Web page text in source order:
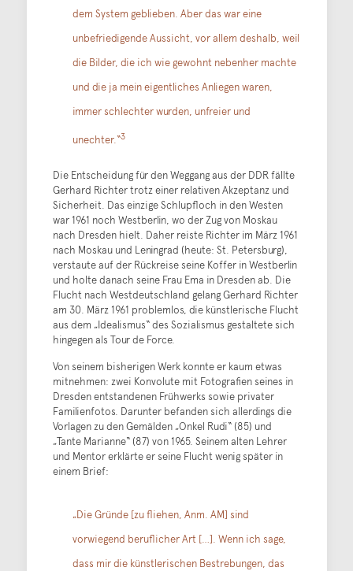
dem System geblieben. Aber das war eine
unbefriedigende Aussicht, vor allem deshalb, weil
die Bilder, die ich wie gewohnt nebenher machte
und die ja mein eigentliches Anliegen waren,
immer schlechter wurden, unfreier und
unechter.“3
Die Entscheidung für den Weggang aus der DDR fällte
Gerhard Richter trotz einer relativen Akzeptanz und
Sicherheit. Das einzige Schlupfloch in den Westen
war 1961 noch Westberlin, wo der Zug von Moskau
nach Dresden hielt. Daher reiste Richter im März 1961
nach Moskau und Leningrad (heute: St. Petersburg),
verstaute auf der Rückreise seine Koffer in Westberlin
und holte danach seine Frau Ema in Dresden ab. Die
Flucht nach Westdeutschland gelang Gerhard Richter
am 30. März 1961 problemlos, die künstlerische Flucht
aus dem „Idealismus“ des Sozialismus gestaltete sich
hingegen als Tour de Force.
Von seinem bisherigen Werk konnte er kaum etwas
mitnehmen: zwei Konvolute mit Fotografien seines in
Dresden entstandenen Frühwerks sowie privater
Familienfotos. Darunter befanden sich allerdings die
Vorlagen zu den Gemälden „Onkel Rudi“ (85) und
„Tante Marianne“ (87) von 1965. Seinem alten Lehrer
und Mentor erklärte er seine Flucht wenig später in
einem Brief:
„Die Gründe [zu fliehen, Anm. AM] sind
vorwiegend beruflicher Art […]. Wenn ich sage,
dass mir die künstlerischen Bestrebungen, das